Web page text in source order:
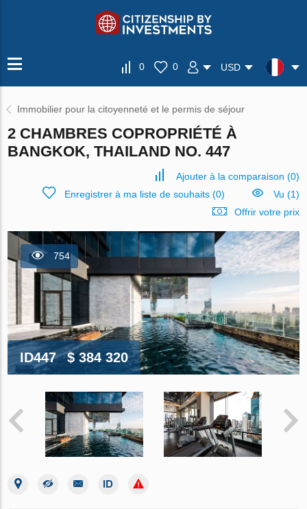
0 0 USD
Immobilier pour la citoyenneté et le permis de séjour
2 CHAMBRES COPROPRIÉTÉ À
BANGKOK, THAILAND NO. 447
Ajouter à la comparaison (0)
Enregistrer à ma liste de souhaits(0)
Vu (1)
Offrir votre prix
754
ID447 $ 384 320